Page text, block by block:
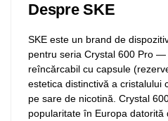
Despre SKE
SKE este un brand de
pentru seria Crystal 600 Pro —
reîncărcabil cu capsule
estetica distinctivă a cristalului
pe sare de nicotină. Crystal
popularitate în Europa